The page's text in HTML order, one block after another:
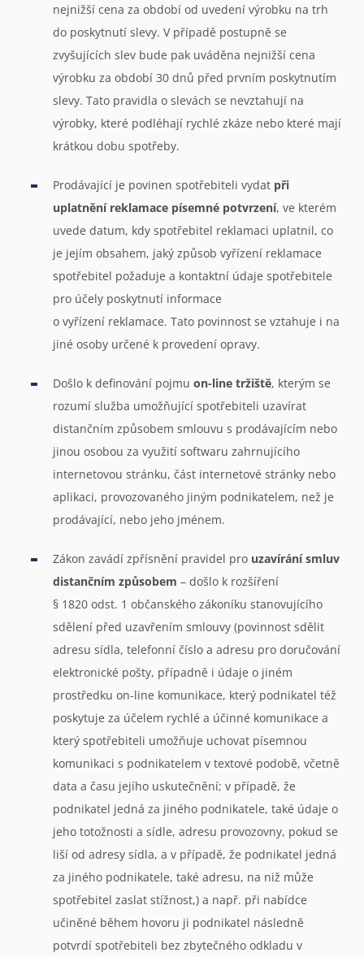
nejnižší cena za období od uvedení výrobku na trh
do poskytnutí slevy. V případě postupně se
zvyšujících slev bude pak uváděna nejnižší cena
výrobku za období 30 dnů před prvním poskytnutím
slevy. Tato pravidla o slevách se nevztahují na
výrobky, které podléhají rychlé zkáze nebo které mají
krátkou dobu spotřeby.
Prodávající je povinen spotřebiteli vydat při
uplatnění reklamace písemné potvrzení, ve kterém
uvede datum, kdy spotřebitel reklamaci uplatnil, co
je jejím obsahem, jaký způsob vyřízení reklamace
spotřebitel požaduje a kontaktní údaje spotřebitele
pro účely poskytnutí informace
o vyřízení reklamace. Tato povinnost se vztahuje i na
jiné osoby určené k provedení opravy.
Došlo k definování pojmu on-line tržiště, kterým se
rozumí služba umožňující spotřebiteli uzavírat
distančním způsobem smlouvu s prodávajícím nebo
jinou osobou za využití softwaru zahrnujícího
internetovou stránku, část internetové stránky nebo
aplikaci, provozovaného jiným podnikatelem, než je
prodávající, nebo jeho jménem.
Zákon zavádí zpřísnění pravidel pro uzavírání smluv
distančním způsobem – došlo k rozšíření
§ 1820 odst. 1 občanského zákoníku stanovujícího
sdělení před uzavřením smlouvy (povinnost sdělit
adresu sídla, telefonní číslo a adresu pro doručování
elektronické pošty, případně i údaje o jiném
prostředku on-line komunikace, který podnikatel též
poskytuje za účelem rychlé a účinné komunikace a
který spotřebiteli umožňuje uchovat písemnou
komunikaci s podnikatelem v textové podobě, včetně
data a času jejího uskutečnění; v případě, že
podnikatel jedná za jiného podnikatele, také údaje o
jeho totožnosti a sídle, adresu provozovny, pokud se
liší od adresy sídla, a v případě, že podnikatel jedná
za jiného podnikatele, také adresu, na niž může
spotřebitel zaslat stížnost,) a např. při nabídce
učiněné během hovoru ji podnikatel následně
potvrdí spotřebiteli bez zbytečného odkladu v